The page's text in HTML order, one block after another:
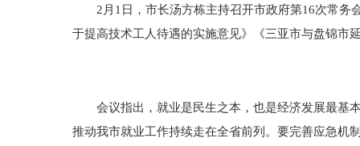
2月1日，市长汤方栋主持召开市政府第16次常务
于提高技术工人待遇的实施意见》《三亚市与盘锦市
会议指出，就业是民生之本，也是经济发展最基本
推动我市就业工作持续走在全省前列。要完善应急机